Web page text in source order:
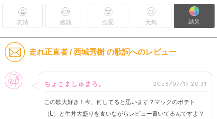
友情 感動 恋愛 元気 結果
走れ正直者 / 西城秀樹 の歌詞へのレビュー
女性
ちょこましゅまろ。 2023/07/17 20:31
この歌大好き！今、何してると思います？マックのポテト
（L）と牛丼大盛りを食いながらレビュー書いてるんですよ？